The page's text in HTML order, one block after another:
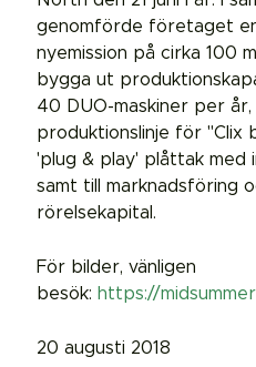
genomförde företaget
nyemission på cirka 100
bygga ut
40 DUO-maskiner per
produktionslinje för "Clix
'plug & play' plåttak med
samt till marknadsföring
rörelsekapital.
För bilder, vänligen
besök: https://
20 augusti 2018